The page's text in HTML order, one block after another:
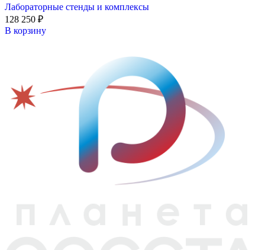
Лабораторные стенды и комплексы
128 250 ₽
В корзину